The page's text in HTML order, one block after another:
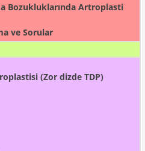
Bozukluklarında Artroplasti
ve Sorular
(Zor dizde TDP)